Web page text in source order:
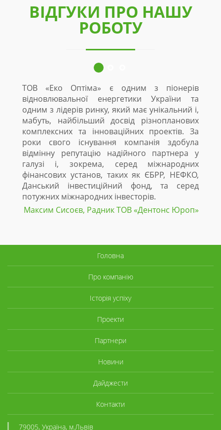
ВІДГУКИ ПРО НАШУ
РОБОТУ
ТОВ «Еко Оптіма» є одним з піонерів
відновлювальної енергетики України та
одним з лідерів ринку, який має унікальний і,
мабуть, найбільший досвід різнопланових
комплексних та інноваційних проектів. За
роки свого існування компанія здобула
відмінну репутацію надійного партнера у
галузі і, зокрема, серед міжнародних
фінансових установ, таких як ЄБРР, НЕФКО,
Данський інвестиційний фонд, та серед
потужних міжнародних інвесторів.
Максим Сисоєв, Радник ТОВ «Дентонc Юроп»
Головна
Про компанію
Історія успіху
Проекти
Партнери
Новини
Дайджести
Контакти
79005, Україна, м.Львів